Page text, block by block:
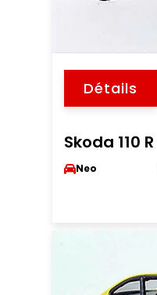
Détails
Skoda 110
Neo